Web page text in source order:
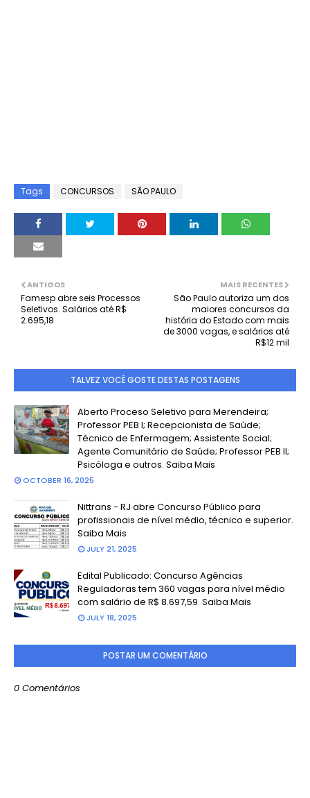
Tags CONCURSOS SÃO PAULO
MAIS RECENTES
São Paulo autoriza um dos
maiores concursos da
história do Estado com mais
de 3000 vagas, e salários até
R$12 mil
ANTIGOS
Famesp abre seis Processos
Seletivos. Salários até R$
2.695,18
TALVEZ VOCÊ GOSTE DESTAS POSTAGENS
Aberto Proceso Seletivo para Merendeira;
Professor PEB I; Recepcionista de Saúde;
Técnico de Enfermagem; Assistente Social;
Agente Comunitário de Saúde; Professor PEB II;
Psicóloga e outros. Saiba Mais
OCTOBER 16, 2025
Nittrans - RJ abre Concurso Público para
profissionais de nível médio, técnico e superior.
Saiba Mais
JULY 21, 2025
Edital Publicado: Concurso Agências
Reguladoras tem 360 vagas para nível médio
com salário de R$ 8.697,59. Saiba Mais
JULY 18, 2025
POSTAR UM COMENTÁRIO
0 Comentários